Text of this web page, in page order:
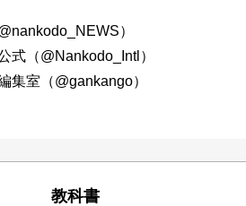
）
式（@Nankodo_Intl）
集室（@gankango）
教科書